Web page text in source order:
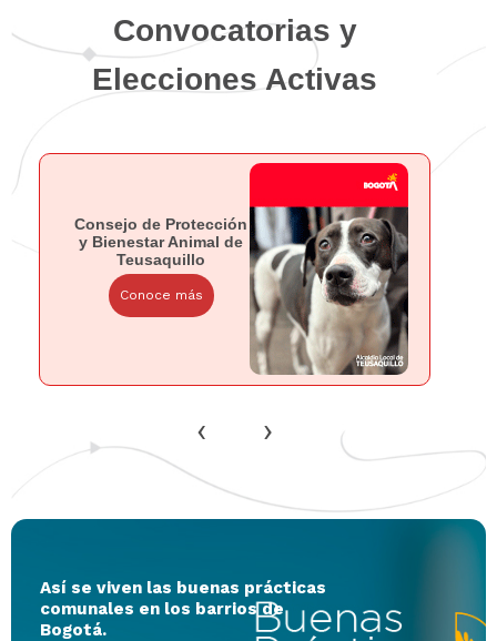
Convocatorias y
Elecciones Activas
Consejo de Protección
y Bienestar Animal de
Teusaquillo
Conoce más
‹ ›
Así se viven las buenas prácticas
comunales en los barrios de
Bogotá.